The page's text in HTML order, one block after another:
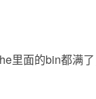
里面的bin都满